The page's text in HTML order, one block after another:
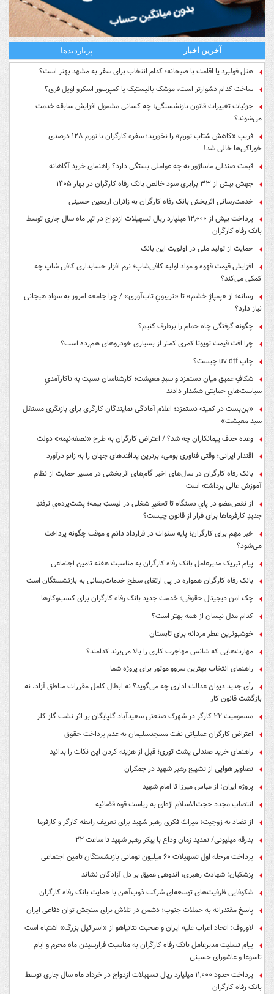
آخرین اخبار پربازدیدها
هتل فولبرد یا اقامت با صبحانه؛ کدام انتخاب برای سفر به مشهد بهتر است؟
ساخت کدام دشوارتر است، موشک بالیستیک یا کمپرسور اسکرو اویل فری؟
جزئیات تغییرات قانون بازنشستگی؛ چه کسانی مشمول افزایش سابقه خدمت
می‌شوند؟
فریبِ «کاهش شتاب تورم» را نخورید؛ سفره کارگران با تورم ۱۲۸ درصدی
خوراکی‌ها خالی شد!
قیمت صندلی ماساژور به چه عواملی بستگی دارد؟ راهنمای خرید آگاهانه
جهش بیش از ۳۳ برابری سود خالص بانک رفاه کارگران در بهار ۱۴۰۵
خدمت‌رسانی اثربخش بانک رفاه کارگران به زائران اربعین حسینی
پرداخت بیش از ۱۲,۰۰۰ میلیارد ریال تسهیلات ازدواج در تیر ماه سال جاری توسط
بانک رفاه کارگران
حمایت از تولید ملی در اولویت این بانک
افزایش قیمت قهوه و مواد اولیه کافی‌شاپ؛ نرم افزار حسابداری کافی شاپ چه
کمکی می‌کند؟
رسانه؛ از «پمپاژِ خشم» تا «تریبونِ تاب‌آوری» / چرا جامعه امروز به سوادِ هیجانی
نیاز دارد؟
چگونه گرفتگی چاه حمام را برطرف کنیم؟
چرا افت قیمت تویوتا کمری کمتر از بسیاری خودروهای هم‌رده است؟
چاپ uv dtf چیست؟
شکافِ عمیق میان دستمزد و سبدِ معیشت؛ کارشناسان نسبت به ناکارآمدیِ
سیاست‌هایِ حمایتی هشدار دادند
«بن‌بست در کمیته دستمزد؛ اعلام آمادگی نمایندگان کارگری برای بازنگری مستقل
سبد معیشت»
وعده حذف پیمانکاران چه شد؟ / اعتراض کارگران به طرح «نصفه‌نیمه» دولت
اقتدار ایرانی؛ وقتی فناوری بومی، برترین پدافندهای جهان را به زانو درآورد
بانک رفاه کارگران در سال‌های اخیر گام‌های اثربخشی در مسیر حمایت از نظام
آموزش عالی برداشته است
از نقص‌عضو در پایِ دستگاه تا تحقیرِ شغلی در لیستِ بیمه؛ پشت‌پرده‌یِ ترفندِ
جدیدِ کارفرماها برای فرار از قانون چیست؟
خبر مهم برای کارگران؛ پایه سنوات در قرارداد دائم و موقت چگونه پرداخت
می‌شود؟
پیام تبریک مدیرعامل بانک رفاه کارگران به مناسبت هفته تامین اجتماعی
بانک رفاه کارگران همواره در پی ارتقای سطح خدمات‌رسانی به بازنشستگان است
چک امن دیجیتال حقوقی؛ خدمت جدید بانک رفاه کارگران برای کسب‌وکارها
کدام مدل نیسان از همه بهتر است؟
خوشبوترین عطر مردانه برای تابستان
مهارت‌هایی که شانس مهاجرت کاری را بالا می‌برند کدامند؟
راهنمای انتخاب بهترین سروو موتور برای پروژه شما
رأی جدید دیوان عدالت اداری چه می‌گوید؟ نه ابطال کامل مقررات مناطق آزاد، نه
بازگشت قانون کار
مسمومیت ۲۲ کارگر در شهرک صنعتی سعیدآباد گلپایگان بر اثر نشت گاز کلر
اعتراض کارگران عملیاتی نفت مسجدسلیمان به عدم پرداخت حقوق
راهنمای خرید صندلی پشت توری؛ قبل از هزینه کردن این نکات را بدانید
تصاویر هوایی از تشییع رهبر شهید در جمکران
پروژه ایران: از عباس میرزا تا امام شهید
انتصاب مجدد حجت‌الاسلام اژه‌ای به ریاست قوه‌ قضائیه
از تضاد به زوجیت؛ میراث فکری رهبر شهید برای تعریف رابطه کارگر و کارفرما
بدرقه میلیونی/ تمدید زمان وداع با پیکر رهبر شهید تا ساعت ۲۲
پرداخت مرحله اول تسهیلات ۶۰ میلیون تومانی بازنشستگان تامین اجتماعی
پزشکیان: شهادت رهبری، اندوهی عمیق بر دل آزادگان نشاند
شکوفایی ظرفیت‌های توسعه‌ای شرکت ذوب‌آهن با حمایت‌ بانک رفاه کارگران
پاسخ مقتدرانه به حملات جنوب؛ دشمن در تلاش برای سنجش توان دفاعی ایران
لاوروف: اتحاد اعراب علیه ایران و صحبت نتانیاهو از «اسرائیل بزرگ» اشتباه است
پیام تسلیت مدیرعامل بانک رفاه کارگران به مناسبت فرارسیدن ماه محرم و ایام
تاسوعا و عاشورای حسینی
پرداخت حدود ۱۱,۰۰۰ میلیارد ریال تسهیلات ازدواج در خرداد ماه سال جاری توسط
بانک رفاه کارگران